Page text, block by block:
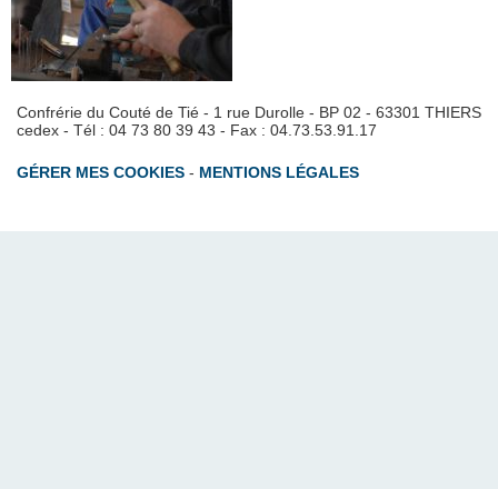
Confrérie du Couté de Tié - 1 rue Durolle - BP 02 - 63301 THIERS
cedex - Tél : 04 73 80 39 43 - Fax : 04.73.53.91.17
GÉRER MES COOKIES - MENTIONS LÉGALES